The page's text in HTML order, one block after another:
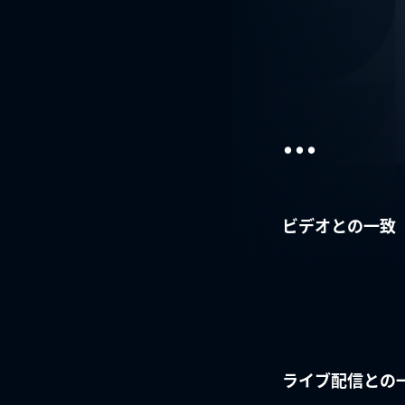
...
ビデオとの一致
ライブ配信との